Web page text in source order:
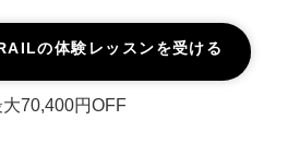
の体験レッスンを受ける
大70,400円OFF